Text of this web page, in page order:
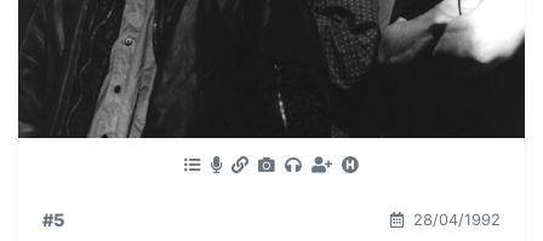
#5 28/04/1992